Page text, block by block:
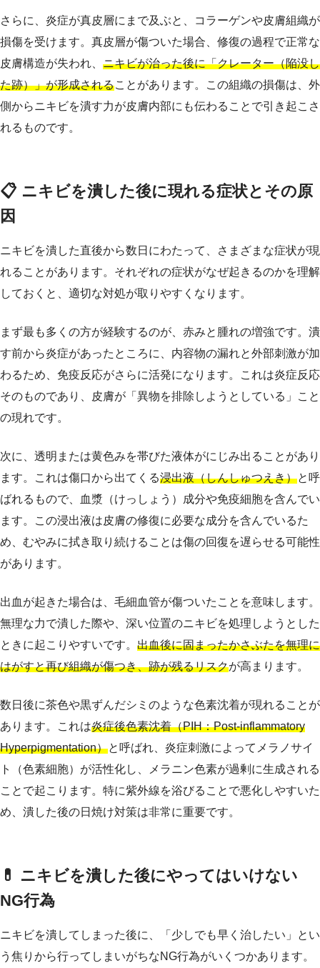
さらに、炎症が真皮層にまで及ぶと、コラーゲンや皮膚組織が
損傷を受けます。真皮層が傷ついた場合、修復の過程で正常な
皮膚構造が失われ、 ニキビが治った後に「クレーター（陥没し
た跡）」が形成されることがあります。この組織の損傷は、外
側からニキビを潰す力が皮膚内部にも伝わることで引き起こさ
れるものです。
📋 ニキビを潰した後に現れる症状とその原
因
ニキビを潰した直後から数日にわたって、さまざまな症状が現
れることがあります。それぞれの症状がなぜ起きるのかを理解
しておくと、適切な対処が取りやすくなります。
まず最も多くの方が経験するのが、赤みと腫れの増強です。潰
す前から炎症があったところに、内容物の漏れと外部刺激が加
わるため、免疫反応がさらに活発になります。これは炎症反応
そのものであり、皮膚が「異物を排除しようとしている」こと
の現れです。
次に、透明または黄色みを帯びた液体がにじみ出ることがあり
ます。これは傷口から出てくる浸出液（しんしゅつえき）と呼
ばれるもので、血漿（けっしょう）成分や免疫細胞を含んでい
ます。この浸出液は皮膚の修復に必要な成分を含んでいるた
め、むやみに拭き取り続けることは傷の回復を遅らせる可能性
があります。
出血が起きた場合は、毛細血管が傷ついたことを意味します。
無理な力で潰した際や、深い位置のニキビを処理しようとした
ときに起こりやすいです。 出血後に固まったかさぶたを無理に
はがすと再び組織が傷つき、跡が残るリスクが高まります。
数日後に茶色や黒ずんだシミのような色素沈着が現れることが
あります。これは炎症後色素沈着（PIH：Post-inflammatory
Hyperpigmentation）と呼ばれ、炎症刺激によってメラノサイ
ト（色素細胞）が活性化し、メラニン色素が過剰に生成される
ことで起こります。特に紫外線を浴びることで悪化しやすいた
め、潰した後の日焼け対策は非常に重要です。
💊 ニキビを潰した後にやってはいけない
NG行為
ニキビを潰してしまった後に、「少しでも早く治したい」とい
う焦りから行ってしまいがちなNG行為がいくつかあります。